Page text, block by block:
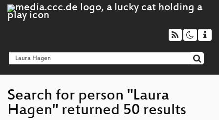
Search for person "Laura
Hagen" returned 50 results